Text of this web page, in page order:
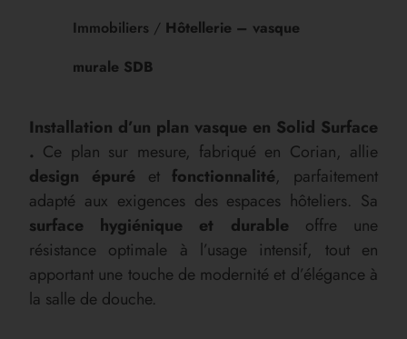
Immobiliers / Hôtellerie – vasque
murale SDB
Installation d’un plan vasque en Solid Surface
. Ce plan sur mesure, fabriqué en Corian, allie
design épuréetfonctionnalité, parfaitement
adapté aux exigences des espaces hôteliers. Sa
surface hygiénique et durableoffre une
résistance optimale à l’usage intensif, tout en
apportant une touche de modernité et d’élégance à
la salle de douche.